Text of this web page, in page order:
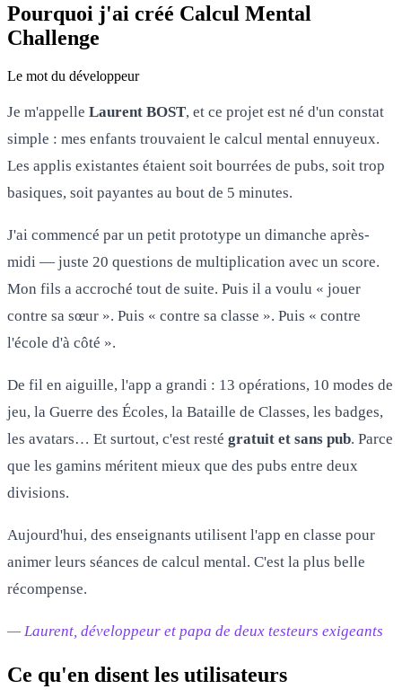
Pourquoi j'ai créé Calcul Mental
Challenge
Le mot du développeur
Je m'appelle Laurent BOST, et ce projet est né d'un constat
simple : mes enfants trouvaient le calcul mental ennuyeux.
Les applis existantes étaient soit bourrées de pubs, soit trop
basiques, soit payantes au bout de 5 minutes.
J'ai commencé par un petit prototype un dimanche après-
midi — juste 20 questions de multiplication avec un score.
Mon fils a accroché tout de suite. Puis il a voulu « jouer
contre sa sœur ». Puis « contre sa classe ». Puis « contre
l'école d'à côté ».
De fil en aiguille, l'app a grandi : 13 opérations, 10 modes de
jeu, la Guerre des Écoles, la Bataille de Classes, les badges,
les avatars… Et surtout, c'est resté gratuit et sans pub. Parce
que les gamins méritent mieux que des pubs entre deux
divisions.
Aujourd'hui, des enseignants utilisent l'app en classe pour
animer leurs séances de calcul mental. C'est la plus belle
récompense.
— Laurent, développeur et papa de deux testeurs exigeants
Ce qu'en disent les utilisateurs